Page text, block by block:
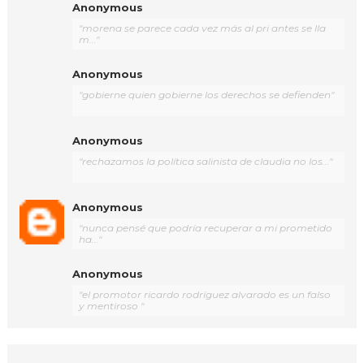
Anonymous
"morena se parece cada vez más al pri antes se lla
m..."
Anonymous
"gobierne quien gobierne los derechos se defienden"
Anonymous
"rechazamos la política salinista de claudia no los..."
Anonymous
"nunca pensé que podría recuperar a mi prometido
ha..."
Anonymous
"el promotor ricardo rodríguez alvarado es un falso
y mentiroso "